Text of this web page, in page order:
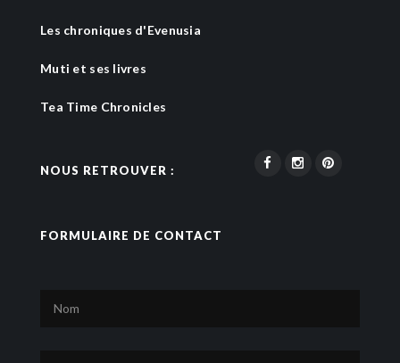
Les chroniques d'Evenusia
Muti et ses livres
Tea Time Chronicles
NOUS RETROUVER :
FORMULAIRE DE CONTACT